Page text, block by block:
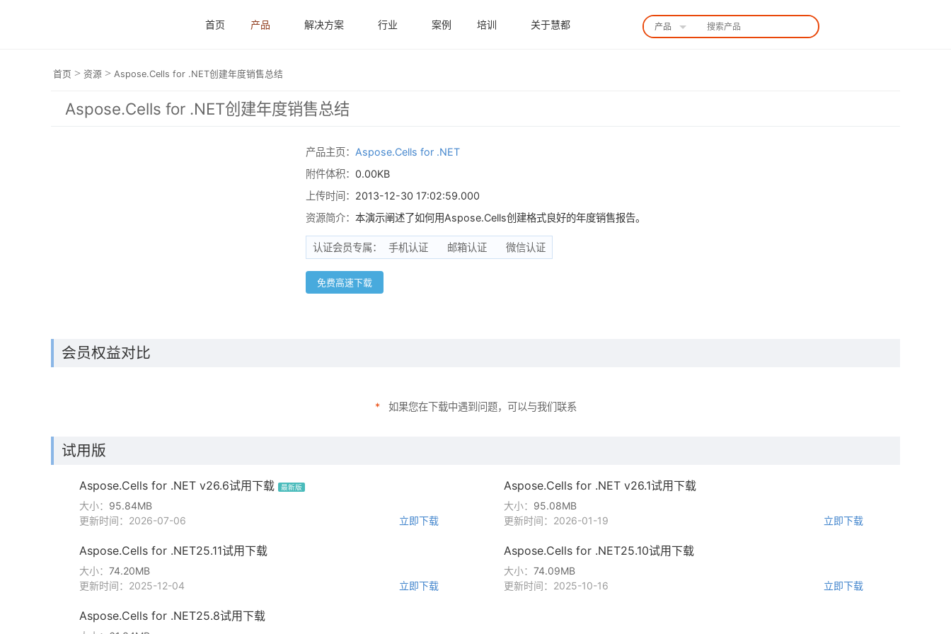
首页 产品 解决方案 行业 案例 培训 关于慧都 产品
首页 > 资源 > Aspose.Cells for .NET创建年度销售总结
Aspose.Cells for .NET创建年度销售总结
产品主页： Aspose.Cells for .NET
附件体积： 0.00KB
上传时间： 2013-12-30 17:02:59.000
资源简介： 本演示阐述了如何用Aspose.Cells创建格式良好的年度销售报告。
认证会员专属： 手机认证 邮箱认证 微信认证
免费高速下载
会员权益对比
* 如果您在下载中遇到问题，可以与我们联系
试用版
Aspose.Cells for .NET v26.6试用下载 最新版
大小： 95.84MB
更新时间：2026-07-06
立即下载
Aspose.Cells for .NET v26.1试用下载
大小： 95.08MB
更新时间：2026-01-19
立即下载
Aspose.Cells for .NET25.11试用下载
大小： 74.20MB
更新时间：2025-12-04
立即下载
Aspose.Cells for .NET25.10试用下载
大小： 74.09MB
更新时间：2025-10-16
立即下载
Aspose.Cells for .NET25.8试用下载